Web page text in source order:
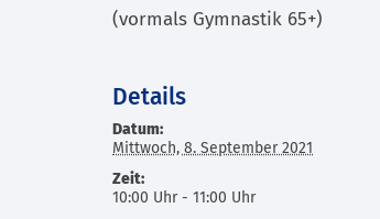
(vormals Gymnastik 65+)
Details
Datum:
Mittwoch, 8. September 2021
Zeit:
10:00 Uhr - 11:00 Uhr